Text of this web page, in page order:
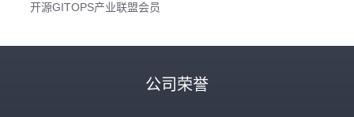
开源GITOPS产业联盟会员
公司荣誉